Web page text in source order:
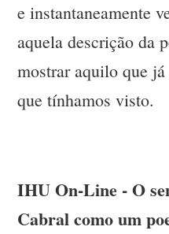
e instantaneamente
aquela descrição da
mostrar aquilo que
que tínhamos visto.
IHU On-Line - O
Cabral como um